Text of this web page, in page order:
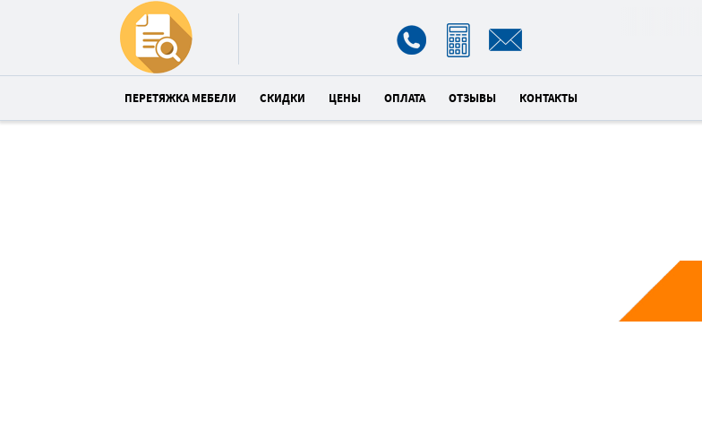
ПЕРЕТЯЖКА МЕБЕЛИ СКИДКИ ЦЕНЫ ОПЛАТА ОТЗЫВЫ КОНТАКТЫ